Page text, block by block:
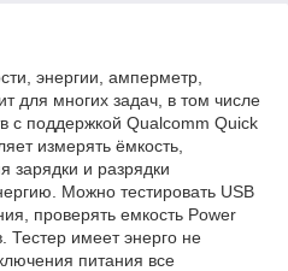
энергии, амперметр,
для многих задач, в том числе
с поддержкой Qualcomm Quick
измерять ёмкость,
зарядки и разрядки
Можно тестировать USB
проверять емкость Power
Тестер имеет энерго не
питания все